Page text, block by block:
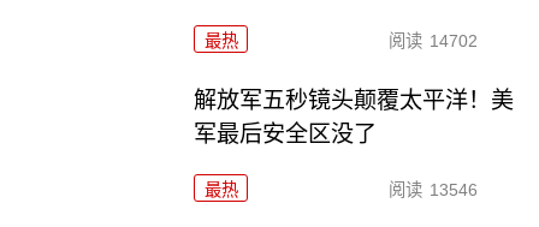
最热 阅读 14702
解放军五秒镜头颠覆太平洋！美
军最后安全区没了
最热 阅读 13546